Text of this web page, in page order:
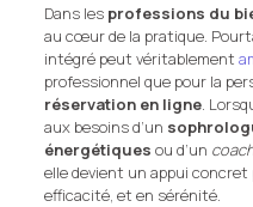
Dans les professions du
au cœur de la pratique.
intégré peut véritablement
professionnel que pour la
réservation en ligne.
aux besoins d’un
énergétiques ou d’un
elle devient un appui
efficacité, et en sérénité.